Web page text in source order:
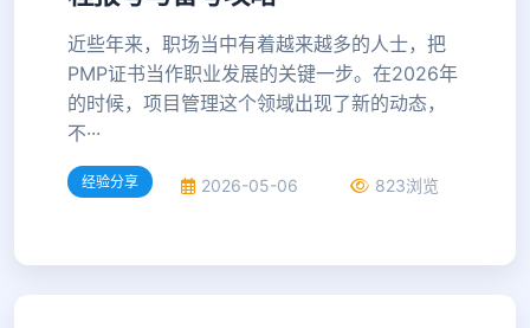
近些年来，职场当中有着越来越多的人士，把
PMP证书当作职业发展的关键一步。在2026年
的时候，项目管理这个领域出现了新的动态，
不···
经验分享 2026-05-06 823浏览